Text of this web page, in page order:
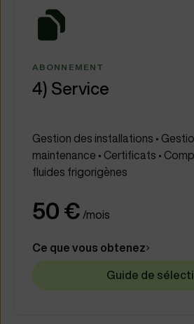
ABONNEMENT
4) Service
Gestion des installations •
maintenance • Certificats •
fluides frigorigènes
50 €/mois
Ce que vous obtenez
Guide de